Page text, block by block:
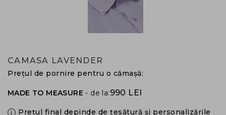
CAMASA LAVENDER
Prețul de pornire pentru o cămașă:
MADE TO MEASURE - de la:990 LEI
Prețul final depinde de țesătură și personalizările